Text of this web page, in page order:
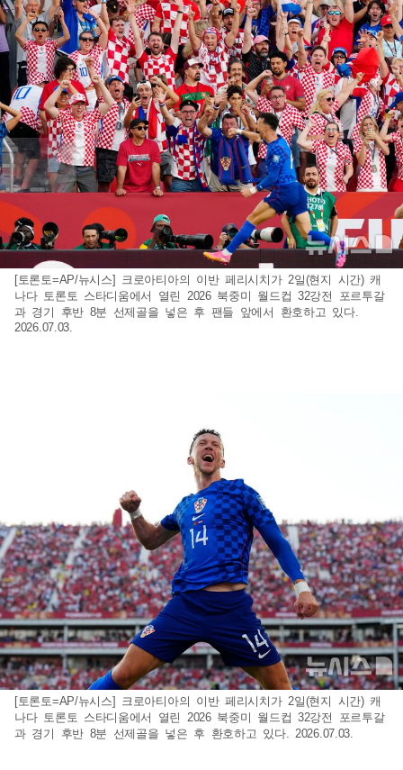
[토론토=AP/뉴시스] 크로아티아의 이반 페리시치가 2일(현지 시간) 캐
나다 토론토 스타디움에서 열린 2026 북중미 월드컵 32강전 포르투갈
과 경기 후반 8분 선제골을 넣은 후 팬들 앞에서 환호하고 있다.
2026.07.03.
[토론토=AP/뉴시스] 크로아티아의 이반 페리시치가 2일(현지 시간) 캐
나다 토론토 스타디움에서 열린 2026 북중미 월드컵 32강전 포르투갈
과 경기 후반 8분 선제골을 넣은 후 환호하고 있다. 2026.07.03.